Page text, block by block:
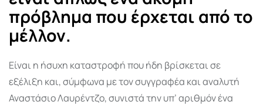
πρόβλημα που έρχεται από το
μέλλον.
Είναι η ήσυχη καταστροφή που ήδη βρίσκεται σε
εξέλιξη και, σύμφωνα με τον συγγραφέα και αναλυτή
Αναστάσιο Λαυρέντζο, συνιστά την υπ’ αριθμόν ένα